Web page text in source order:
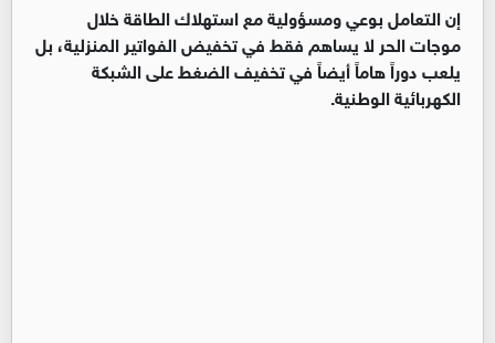
إن التعامل بوعي ومسؤولية مع استهلاك الطاقة خلال
موجات الحر لا يساهم فقط في تخفيض الفواتير المنزلية، بل
يلعب دوراً هاماً أيضاً في تخفيف الضغط على الشبكة
الكهربائية الوطنية.